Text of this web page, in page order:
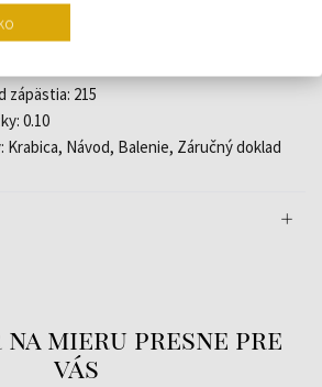
zápästia: 215
0.10
Krabica, Návod, Balenie, Záručný doklad
na mieru presne pre
vás